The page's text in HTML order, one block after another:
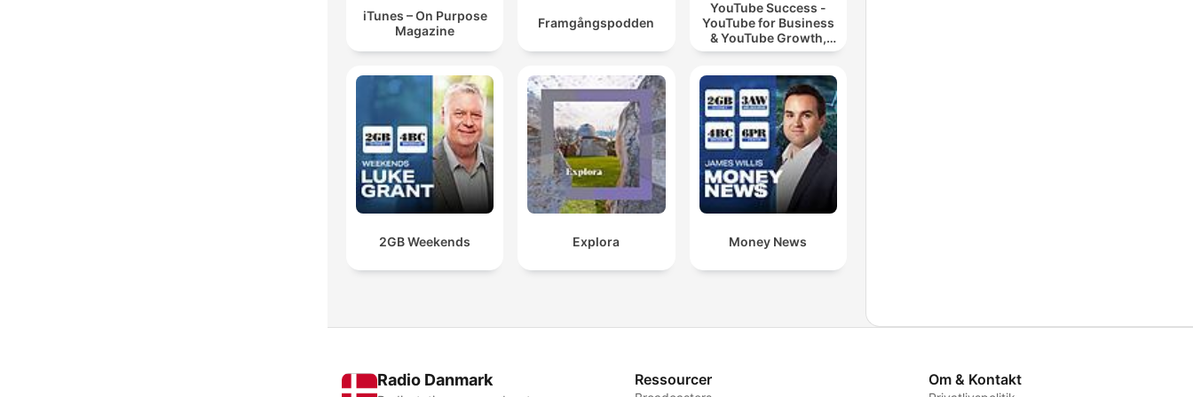
iTunes – On Purpose
Magazine
Framgångspodden
YouTube Success -
YouTube for Business
& YouTube Growth,
Video Marketing
2GB Weekends Explora Money News
Radio Danmark Ressourcer Om & Kontakt